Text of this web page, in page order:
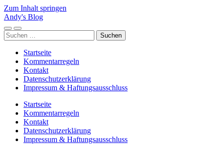
Zum Inhalt springen
Andy's Blog
Mobile-
Menü
Suchfeld
ein-/ausblenden
Suchen
nach:
Startseite
Kommentarregeln
Kontakt
Datenschutzerklärung
Impressum & Haftungsausschluss
Startseite
Kommentarregeln
Kontakt
Datenschutzerklärung
Impressum & Haftungsausschluss